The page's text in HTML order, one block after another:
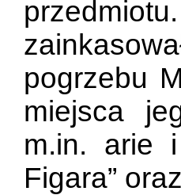
pogrzebu
miejsca
m.in. arie i
Figara”